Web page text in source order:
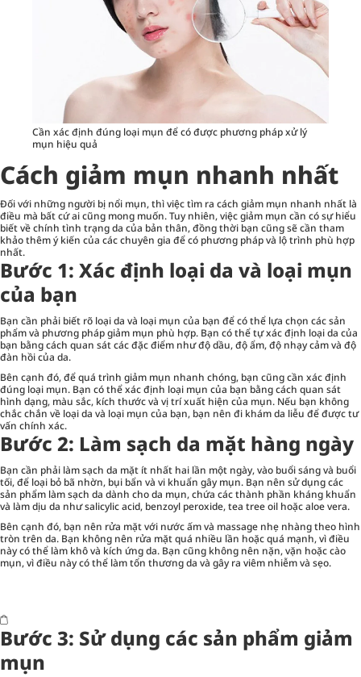
Cần xác định đúng loại mụn để có được phương pháp xử lý
mụn hiệu quả
Cách giảm mụn nhanh nhất
Đối với những người bị nổi mụn, thì việc tìm ra cách giảm mụn nhanh nhất là
điều mà bất cứ ai cũng mong muốn. Tuy nhiên, việc giảm mụn cần có sự hiểu
biết về chính tình trạng da của bản thân, đồng thời bạn cũng sẽ cần tham
khảo thêm ý kiến của các chuyên gia để có phương pháp và lộ trình phù hợp
nhất.
Bước 1: Xác định loại da và loại mụn
của bạn
Bạn cần phải biết rõ loại da và loại mụn của bạn để có thể lựa chọn các sản
phẩm và phương pháp giảm mụn phù hợp. Bạn có thể tự xác định loại da của
bạn bằng cách quan sát các đặc điểm như độ dầu, độ ẩm, độ nhạy cảm và độ
đàn hồi của da.
Bên cạnh đó, để quá trình giảm mụn nhanh chóng, bạn cũng cần xác định
đúng loại mụn. Bạn có thể xác định loại mụn của bạn bằng cách quan sát
hình dạng, màu sắc, kích thước và vị trí xuất hiện của mụn. Nếu bạn không
chắc chắn về loại da và loại mụn của bạn, bạn nên đi khám da liễu để được tư
vấn chính xác.
Bước 2: Làm sạch da mặt hàng ngày
Bạn cần phải làm sạch da mặt ít nhất hai lần một ngày, vào buổi sáng và buổi
tối, để loại bỏ bã nhờn, bụi bẩn và vi khuẩn gây mụn. Bạn nên sử dụng các
sản phẩm làm sạch da dành cho da mụn, chứa các thành phần kháng khuẩn
và làm dịu da như salicylic acid, benzoyl peroxide, tea tree oil hoặc aloe vera.
Bên cạnh đó, bạn nên rửa mặt với nước ấm và massage nhẹ nhàng theo hình
tròn trên da. Bạn không nên rửa mặt quá nhiều lần hoặc quá mạnh, vì điều
này có thể làm khô và kích ứng da. Bạn cũng không nên nặn, vặn hoặc cào
mụn, vì điều này có thể làm tổn thương da và gây ra viêm nhiễm và sẹo.
Bước 3: Sử dụng các sản phẩm giảm
mụn